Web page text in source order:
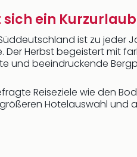
ein
ist zu jeder
Der Herbst begeistert mit
und beeindruckende
Reiseziele wie den
Hotelauswahl und